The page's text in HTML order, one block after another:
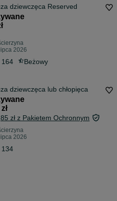
dziewczęca Reserved
2026
164 Beżowy
dziewczęca lub chłopięca
zł z Pakietem Ochronnym
2026
134